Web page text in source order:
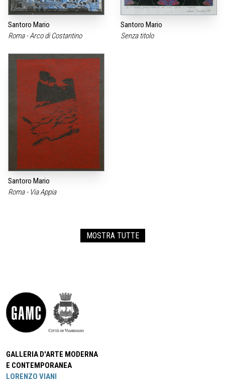
Santoro Mario
Roma - Arco di Costantino
Santoro Mario
Senza titolo
Santoro Mario
Roma - Via Appia
MOSTRA TUTTE
GALLERIA D'ARTE MODERNA
E CONTEMPORANEA
LORENZO VIANI